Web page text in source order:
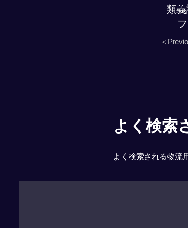
類義
＜
よく検索
よく検索される物流